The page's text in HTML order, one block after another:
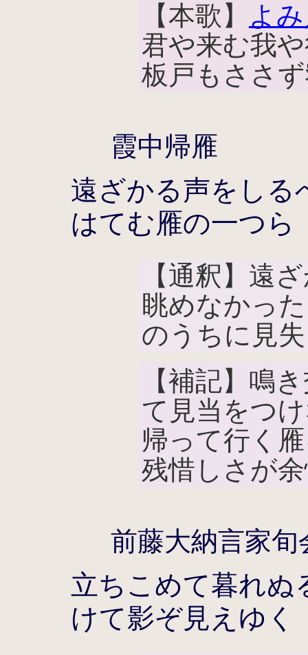
【本歌】
よ
君や来む我
板戸もささ
霞中帰雁
遠ざかる声をしる
はてむ雁の一つら
【通釈】遠
眺めなかっ
のうちに見
【補記】鳴
て見当をつ
帰って行く
残惜しさが
前藤大納言家旬
立ちこめて暮れぬ
けて影ぞ見えゆく